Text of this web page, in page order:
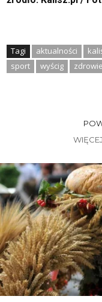
Tagi aktualności
sport
wyścig zdrowie